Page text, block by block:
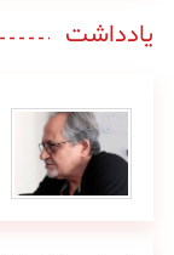
یادداشت